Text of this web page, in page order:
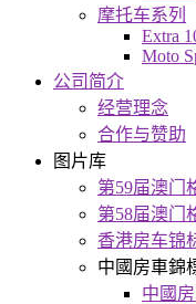
摩托车系列
Extra
Moto
公司简介
经营理念
合作与赞助
图片库
第59届澳门
第58届澳门
香港房车锦
中國房車錦
中國